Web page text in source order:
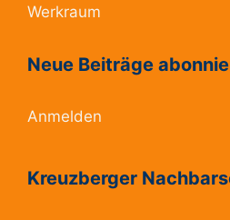
Werkraum
Neue Beiträge
Anmelden
Kreuzberger